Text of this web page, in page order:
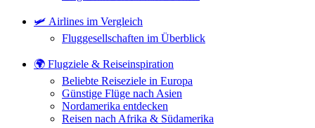
🛩️ Airlines im Vergleich
Fluggesellschaften im Überblick
🌍 Flugziele & Reiseinspiration
Beliebte Reiseziele in Europa
Günstige Flüge nach Asien
Nordamerika entdecken
Reisen nach Afrika & Südamerika